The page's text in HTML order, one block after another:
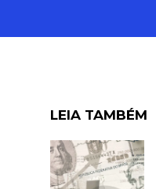
LEIA TAMBÉM